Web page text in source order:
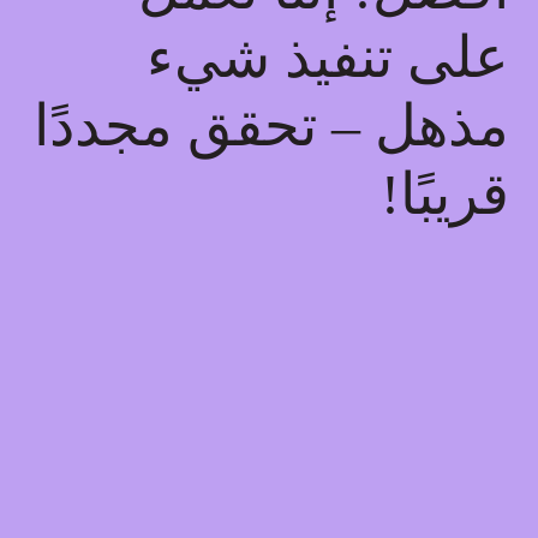
على تنفيذ شيء
مذهل – تحقق مجددًا
قريبًا!